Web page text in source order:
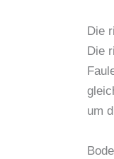
Die
Die
um